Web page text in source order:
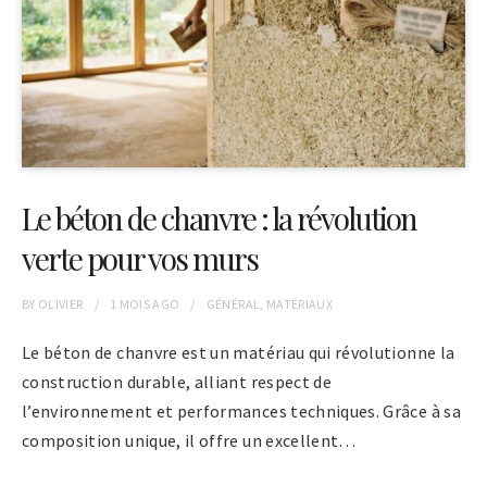
Le béton de chanvre : la révolution
verte pour vos murs
BY OLIVIER 1 MOISAGO GÉNÉRAL, MATÉRIAUX
Le béton de chanvre est un matériau qui révolutionne la
construction durable, alliant respect de
l’environnement et performances techniques. Grâce à sa
composition unique, il offre un excellent…